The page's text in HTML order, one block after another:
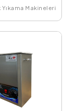
Makineleri